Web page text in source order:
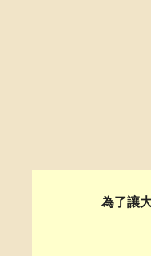
為了讓